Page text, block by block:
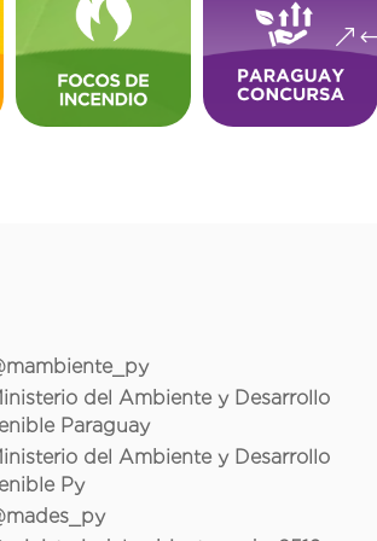
del Ambiente y Desarrollo
Paraguay
del Ambiente y Desarrollo
Py